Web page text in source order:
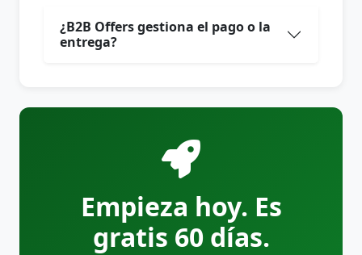
¿B2B Offers gestiona el pago o la
entrega?
Empieza hoy. Es
gratis 60 días.